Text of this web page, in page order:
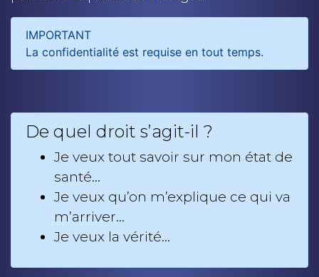
IMPORTANT
La confidentialité est requise en tout temps.
De quel droit s’agit-il ?
Je veux tout savoir sur mon état de
santé…
Je veux qu’on m’explique ce qui va
m’arriver…
Je veux la vérité…